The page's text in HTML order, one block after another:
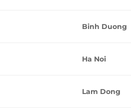
Binh Duong
Ha Noi
Lam Dong